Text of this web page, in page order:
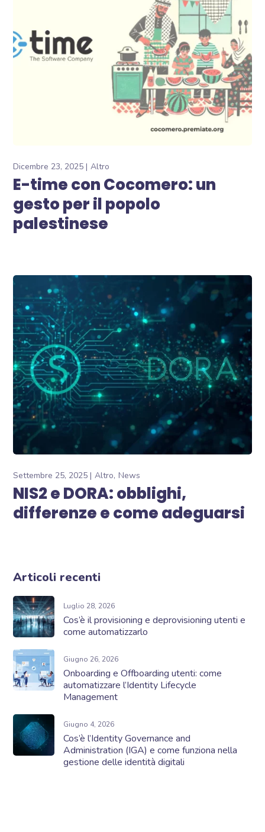
Dicembre 23, 2025 Altro
E-time con Cocomero: un
gesto per il popolo
palestinese
Settembre 25, 2025 Altro News
NIS2 e DORA: obblighi,
differenze e come adeguarsi
Articoli recenti
Luglio 28, 2026
Cos’è il provisioning e deprovisioning utenti e
come automatizzarlo
Giugno 26, 2026
Onboarding e Offboarding utenti: come
automatizzare l’Identity Lifecycle
Management
Giugno 4, 2026
Cos’è l’Identity Governance and
Administration (IGA) e come funziona nella
gestione delle identità digitali